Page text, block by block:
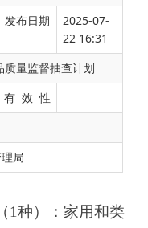
发布日期
2025-07-
22 16:31
量监督抽查计划
有 效 性
局
：家用和类
）：人造
油、车用汽